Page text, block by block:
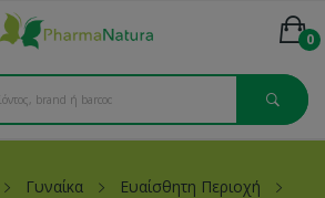
0
Γυναίκα
Ευαίσθητη Περιοχή